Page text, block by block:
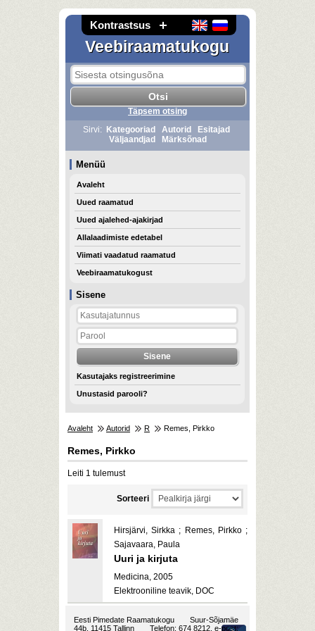
Kontrastsus
Veebiraamatukogu
Sisene
Kasutajaks registreerimine
Unustasid parooli?
Täpsem otsing
Sirvi:
Kategooriad Autorid
Esitajad
Väljaandjad
Märksõnad
Menüü
Avaleht
Uued raamatud
Uued ajalehed-ajakirjad
Allalaadimiste edetabel
Viimati vaadatud raamatud
Veebiraamatukogust
Avaleht Autorid R Remes, Pirkko
Remes, Pirkko
Leiti 1 tulemust
Sorteeri
Hirsjärvi, Sirkka ; Remes, Pirkko ;
Sajavaara, Paula
Uuri ja kirjuta
Medicina, 2005
Elektrooniline teavik, DOC
Eesti Pimedate Raamatukogu
Suur-Sõjamäe
44b, 11415 Tallinn
Telefon: 674 8212, e-post: